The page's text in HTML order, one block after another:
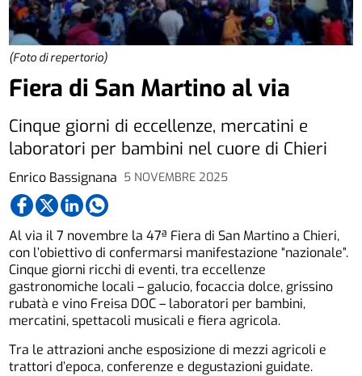
(Foto di repertorio)
Enrico Bassignana 5 NOVEMBRE 2025
Fiera di San Martino al via
Cinque giorni di eccellenze, mercatini e
laboratori per bambini nel cuore di Chieri
Al via il 7 novembre la 47ª Fiera di San Martino a Chieri,
con l’obiettivo di confermarsi manifestazione “nazionale”.
Cinque giorni ricchi di eventi, tra eccellenze
gastronomiche locali – galucio, focaccia dolce, grissino
rubatà e vino Freisa DOC – laboratori per bambini,
mercatini, spettacoli musicali e fiera agricola.
Tra le attrazioni anche esposizione di mezzi agricoli e
trattori d’epoca, conferenze e degustazioni guidate.